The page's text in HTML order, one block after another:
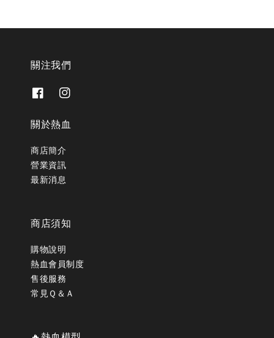
關注我們
關於熱血
商店簡介
營業資訊
最新消息
商店須知
購物說明
熱血會員制度
售後服務
常見Ｑ＆Ａ